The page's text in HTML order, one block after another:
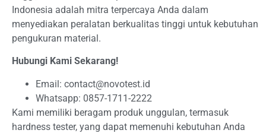
Indonesia adalah mitra terpercaya Anda dalam
menyediakan peralatan berkualitas tinggi untuk kebutuhan
pengukuran material.
Hubungi Kami Sekarang!
Email: contact@novotest.id
Whatsapp: 0857-1711-2222
Kami memiliki beragam produk unggulan, termasuk
hardness tester, yang dapat memenuhi kebutuhan Anda